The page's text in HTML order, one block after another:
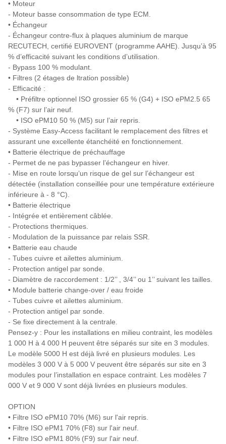
• Moteur
- Moteur basse consommation de type ECM.
• Échangeur
- Échangeur contre-flux à plaques aluminium de marque
RECUTECH, certifié EUROVENT (programme AAHE). Jusqu’à 95
% d’efficacité suivant les conditions d’utilisation.
- Bypass 100 % modulant.
• Filtres (2 étages de ltration possible)
- Efficacité :
• Préfiltre optionnel ISO grossier 65 % (G4) + ISO ePM2.5 65
% (F7) sur l’air neuf.
• ISO ePM10 50 % (M5) sur l’air repris.
- Système Easy-Access facilitant le remplacement des filtres et
assurant une excellente étanchéité en fonctionnement.
• Batterie électrique de préchauffage
- Permet de ne pas bypasser l’échangeur en hiver.
- Mise en route lorsqu’un risque de gel sur l’échangeur est
détectée (installation conseillée pour une température extérieure
inférieure à - 8 °C).
• Batterie électrique
- Intégrée et entièrement câblée.
- Protections thermiques.
- Modulation de la puissance par relais SSR.
• Batterie eau chaude
- Tubes cuivre et ailettes aluminium.
- Protection antigel par sonde.
- Diamètre de raccordement : 1/2’’ , 3/4’’ ou 1’’ suivant les tailles.
• Module batterie change-over / eau froide
- Tubes cuivre et ailettes aluminium.
- Protection antigel par sonde.
- Se fixe directement à la centrale.
Pensez-y : Pour les installations en milieu contraint, les modèles
1 000 H à 4 000 H peuvent être séparés sur site en 3 modules.
Le modèle 5000 H est déjà livré en plusieurs modules. Les
modèles 3 000 V à 5 000 V peuvent être séparés sur site en 3
modules pour l’installation en espace contraint. Les modèles 7
000 V et 9 000 V sont déjà livrées en plusieurs modules.
OPTION
• Filtre ISO ePM10 70% (M6) sur l'air repris.
• Filtre ISO ePM1 70% (F8) sur l'air neuf.
• Filtre ISO ePM1 80% (F9) sur l'air neuf.